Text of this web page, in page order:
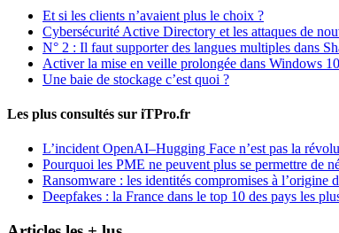
Et si les clients n’avaient plus le choix ?
Cybersécurité Active Directory et les attaques de
N° 2 : Il faut supporter des langues multiples dans
Activer la mise en veille prolongée dans Windows 10
Une baie de stockage c’est quoi ?
Les plus consultés sur iTPro.fr
L’incident OpenAI–Hugging Face n’est pas la
Pourquoi les PME ne peuvent plus se permettre de
Ransomware : les identités compromises à l’origine
Deepfakes : la France dans le top 10 des pays les